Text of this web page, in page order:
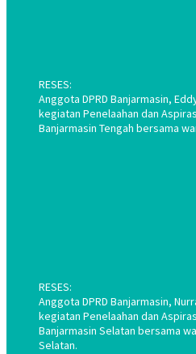
RESES:
Anggota DPRD Banjarmasin,
kegiatan Penelaahan dan
Banjarmasin Tengah bersama
RESES:
Anggota DPRD Banjarmasin,
kegiatan Penelaahan dan
Banjarmasin Selatan bersama
Selatan.